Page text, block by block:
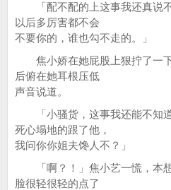
「配不配的上这事我还真说
以后多厉害都不会
不要你的，谁也勾不走的。」
焦小娇在她屁股上狠拧了一
后俯在她耳根压低
声音说道。
「小骚货，这事我还能不知
死心塌地的跟了他，
我问你你姐夫馋人不？」
「啊？！」焦小艺一慌，本
脸很轻很轻的点了